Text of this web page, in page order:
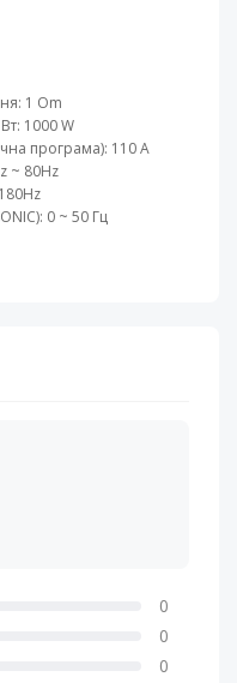
1 Om
1000 W
програма): 110 A
~ 80Hz
0 ~ 50 Гц
0
0
0